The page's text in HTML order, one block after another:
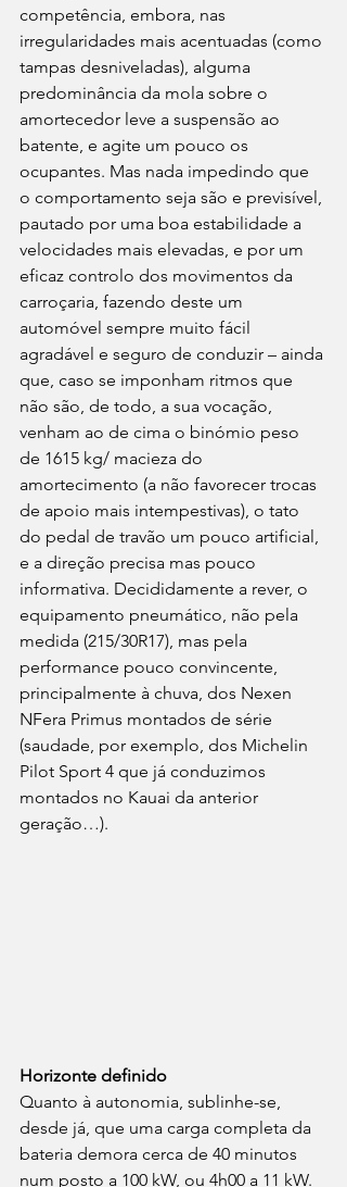
competência, embora, nas
irregularidades mais acentuadas (como
tampas desniveladas), alguma
predominância da mola sobre o
amortecedor leve a suspensão ao
batente, e agite um pouco os
ocupantes. Mas nada impedindo que
o comportamento seja são e previsível,
pautado por uma boa estabilidade a
velocidades mais elevadas, e por um
eficaz controlo dos movimentos da
carroçaria, fazendo deste um
automóvel sempre muito fácil
agradável e seguro de conduzir – ainda
que, caso se imponham ritmos que
não são, de todo, a sua vocação,
venham ao de cima o binómio peso
de 1615 kg/ macieza do
amortecimento (a não favorecer trocas
de apoio mais intempestivas), o tato
do pedal de travão um pouco artificial,
e a direção precisa mas pouco
informativa. Decididamente a rever, o
equipamento pneumático, não pela
medida (215/30R17), mas pela
performance pouco convincente,
principalmente à chuva, dos Nexen
NFera Primus montados de série
(saudade, por exemplo, dos Michelin
Pilot Sport 4 que já conduzimos
montados no Kauai da anterior
geração…).
Horizonte definido
Quanto à autonomia, sublinhe-se,
desde já, que uma carga completa da
bateria demora cerca de 40 minutos
num posto a 100 kW, ou 4h00 a 11 kW.